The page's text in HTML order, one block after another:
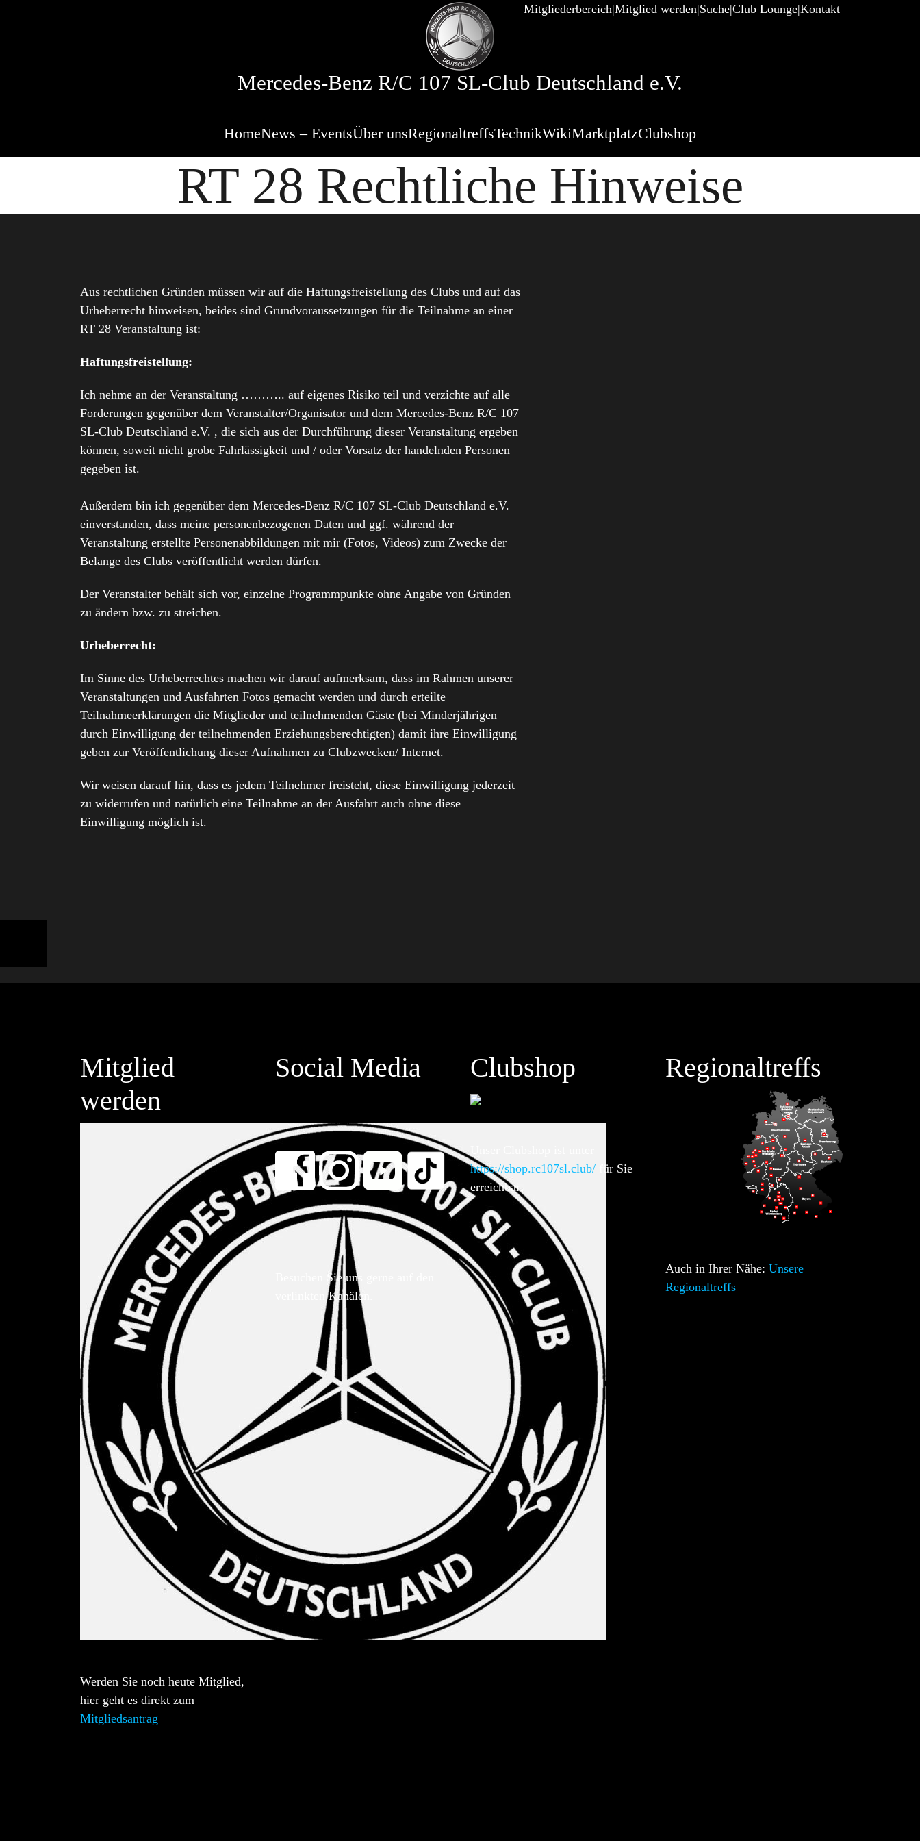
Mitgliederbereich Mitglied werden Suche Club Lounge Kontakt
Mercedes-Benz R/C 107 SL-Club Deutschland e.V.
HomeNews – EventsÜber unsRegionaltreffsTechnikWikiMarktplatzClubshop
RT 28 Rechtliche Hinweise
Aus rechtlichen Gründen müssen wir auf die Haftungsfreistellung des Clubs und auf das
Urheberrecht hinweisen, beides sind Grundvoraussetzungen für die Teilnahme an einer
RT 28 Veranstaltung ist:
Haftungsfreistellung:
Ich nehme an der Veranstaltung ……….. auf eigenes Risiko teil und verzichte auf alle
Forderungen gegenüber dem Veranstalter/Organisator und dem Mercedes-Benz R/C 107
SL-Club Deutschland e.V. , die sich aus der Durchführung dieser Veranstaltung ergeben
können, soweit nicht grobe Fahrlässigkeit und / oder Vorsatz der handelnden Personen
gegeben ist.
Außerdem bin ich gegenüber dem Mercedes-Benz R/C 107 SL-Club Deutschland e.V.
einverstanden, dass meine personenbezogenen Daten und ggf. während der
Veranstaltung erstellte Personenabbildungen mit mir (Fotos, Videos) zum Zwecke der
Belange des Clubs veröffentlicht werden dürfen.
Der Veranstalter behält sich vor, einzelne Programmpunkte ohne Angabe von Gründen
zu ändern bzw. zu streichen.
Urheberrecht:
Im Sinne des Urheberrechtes machen wir darauf aufmerksam, dass im Rahmen unserer
Veranstaltungen und Ausfahrten Fotos gemacht werden und durch erteilte
Teilnahmeerklärungen die Mitglieder und teilnehmenden Gäste (bei Minderjährigen
durch Einwilligung der teilnehmenden Erziehungsberechtigten) damit ihre Einwilligung
geben zur Veröffentlichung dieser Aufnahmen zu Clubzwecken/ Internet.
Wir weisen darauf hin, dass es jedem Teilnehmer freisteht, diese Einwilligung jederzeit
zu widerrufen und natürlich eine Teilnahme an der Ausfahrt auch ohne diese
Einwilligung möglich ist.
Mitglied
werden
Werden Sie noch heute Mitglied,
hier geht es direkt zum
Mitgliedsantrag
Social Media
Besuchen Sie uns gerne auf den
verlinkten Kanälen.
Clubshop
https://shop.rc107sl.club/ für Sie
erreichbar.
Regionaltreffs
Auch in Ihrer Nähe: Unsere
Regionaltreffs